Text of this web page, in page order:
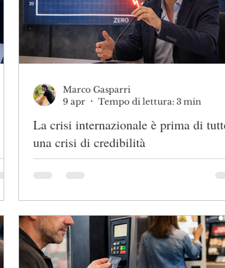
La crisi internazionale è prima di
una crisi di credibilità
una crisi di credibilità
Marco Gasparri
9 apr
Tempo di lettura: 3 min